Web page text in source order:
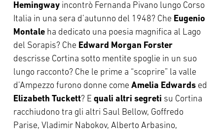
Hemingwayincontrò Fernanda Pivano lungo Corso
Italia in una sera d’autunno del 1948? Che Eugenio
Montaleha dedicato una poesia magnifica al Lago
del Sorapis? Che Edward Morgan Forster
descrisse Cortina sotto mentite spoglie in un suo
lungo racconto? Che le prime a “scoprire” la valle
d’Ampezzo furono donne come Amelia Edwardsed
Elizabeth Tuckett? E quali altri segreti su Cortina
racchiudono tra gli altri Saul Bellow, Goffredo
Parise, Vladimir Nabokov, Alberto Arbasino,